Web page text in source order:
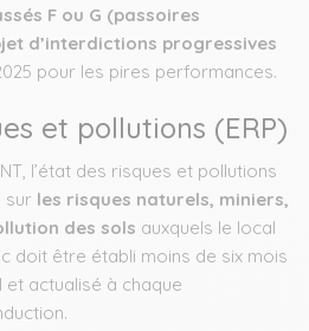
F ou G (passoires
d’interdictions progressives
pour les pires performances.
et pollutions (ERP)
l’état des risques et pollutions
sur les risques naturels, miniers,
des sols auxquels le local
doit être établi moins de six mois
actualisé à chaque